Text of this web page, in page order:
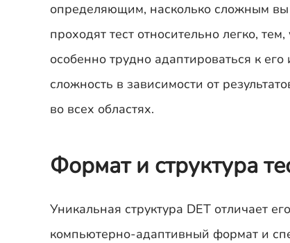
определяющим, насколько сложным вы
проходят тест относительно легко,
особенно трудно адаптироваться к
сложность в зависимости от
во всех областях.
Формат и структура
Уникальная структура DET отличает
компьютерно-адаптивный формат и